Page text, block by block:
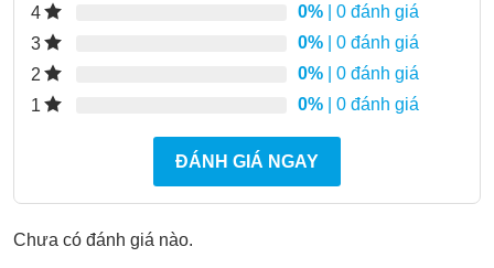
4
0% | 0 đánh giá
3
0% | 0 đánh giá
2
0% | 0 đánh giá
1
0% | 0 đánh giá
ĐÁNH GIÁ NGAY
Chưa có đánh giá nào.